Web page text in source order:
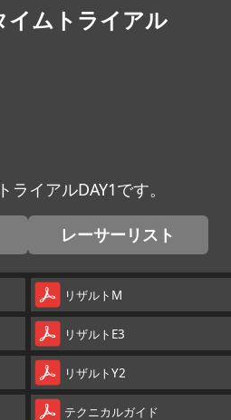
イムトライアル
イアルDAY1です。
レーサーリスト
リザルトM
リザルトE3
リザルトY2
テクニカルガイド